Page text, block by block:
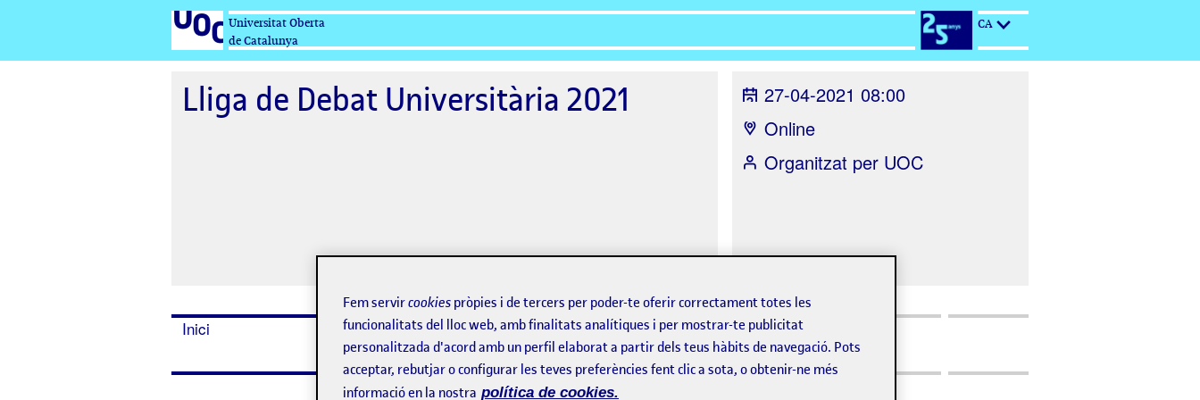
Universitat Oberta
de Catalunya
CA
Lliga de Debat Universitària 2021
27-04-2021 08:00
Online
Organitzat per UOC
Inici Vídeos Assistents
Fem servircookies pròpies i de tercers per poder-te oferir correctament totes les
funcionalitats del lloc web, amb finalitats analítiques i per mostrar-te publicitat
personalitzada d'acord amb un perfil elaborat a partir dels teus hàbits de navegació. Pots
acceptar, rebutjar o configurar les teves preferències fent clic a sota, o obtenir-ne més
informació en la nostra política de cookies.